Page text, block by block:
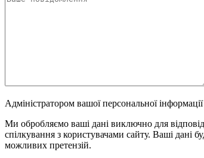
Адміністратором вашої персональної
Ми обробляємо ваші дані виключно для
спілкування з користувачами сайту. Ваші дані
можливих претензій.